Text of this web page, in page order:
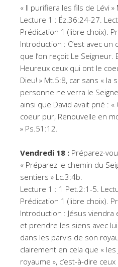
« Il purifiera les fils de Lévi »
Lecture 1 : Éz.36:24-27.
Prédication 1 (libre choix).
Introduction : C’est avec
que l’on reçoit Le Seigneur.
Heureux ceux qui ont le
Dieu! » Mt.5:8, car sans « la
personne ne verra le
ainsi que David avait prié :
coeur pur, Renouvelle en
» Ps.51:12.
Vendredi 18 : Préparez-
« Préparez le chemin du
sentiers » Lc.3:4b.
Lecture 1 : 1 Pet.2:1-5.
Prédication 1 (libre choix).
Introduction : Jésus
et prendre les siens avec
dans les parvis de son
clairement en cela que «
royaume », c’est-à-dire